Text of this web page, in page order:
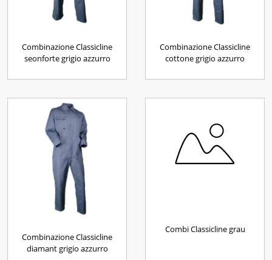
Combinazione Classicline
seonforte grigio azzurro
Combinazione Classicline
cottone grigio azzurro
Combinazione Classicline
diamant grigio azzurro
Combi Classicline grau